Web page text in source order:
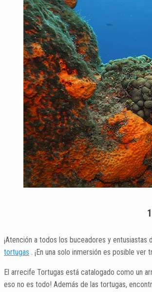
¡Atención a todos los buceadores y
tortugas . ¡En una solo inmersión es posible
El arrecife Tortugas está catalogado como un
eso no es todo! Además de las tortugas,